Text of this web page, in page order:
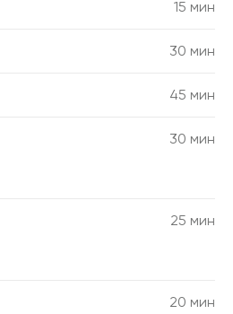
15 мин
30 мин
45 мин
30 мин
25 мин
20 мин